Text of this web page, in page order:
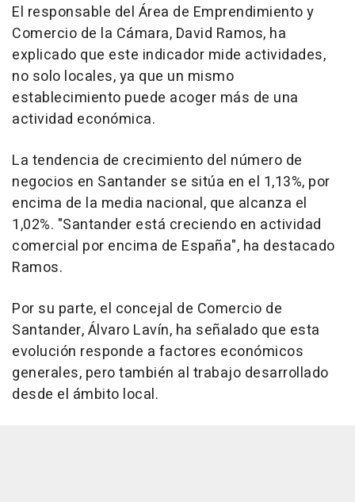
El responsable del Área de Emprendimiento y
Comercio de la Cámara, David Ramos, ha
explicado que este indicador mide actividades,
no solo locales, ya que un mismo
establecimiento puede acoger más de una
actividad económica.
La tendencia de crecimiento del número de
negocios en Santander se sitúa en el 1,13%, por
encima de la media nacional, que alcanza el
1,02%. "Santander está creciendo en actividad
comercial por encima de España", ha destacado
Ramos.
Por su parte, el concejal de Comercio de
Santander, Álvaro Lavín, ha señalado que esta
evolución responde a factores económicos
generales, pero también al trabajo desarrollado
desde el ámbito local.